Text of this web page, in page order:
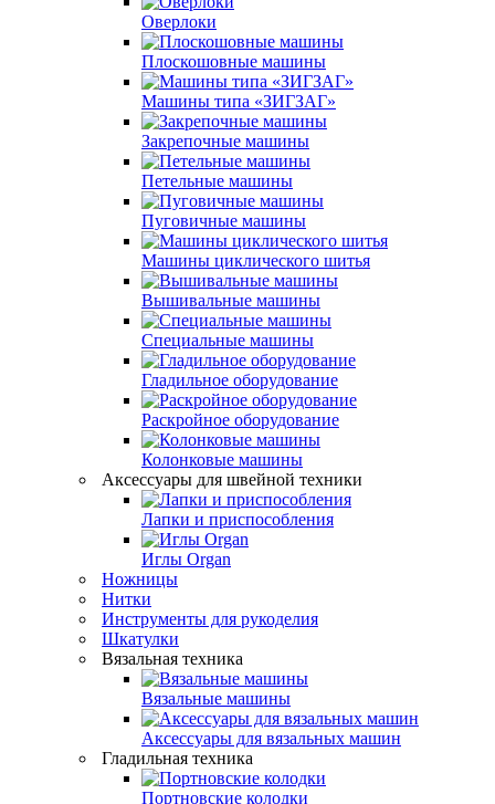
Оверлоки
Плоскошовные машины
Машины типа «ЗИГЗАГ»
Закрепочные машины
Петельные машины
Пуговичные машины
Машины циклического шитья
Вышивальные машины
Специальные машины
Гладильное оборудование
Раскройное оборудование
Колонковые машины
Аксессуары для швейной техники
Лапки и приспособления
Иглы Organ
Ножницы
Нитки
Инструменты для рукоделия
Шкатулки
Вязальная техника
Вязальные машины
Аксессуары для вязальных машин
Гладильная техника
Портновские колодки